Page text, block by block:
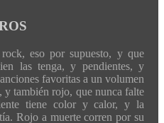
eso por supuesto, y que
las tenga, y pendientes, y
favoritas a un volumen
y también rojo, que nunca falte
tiene color y calor, y la
Rojo a muerte corren por su